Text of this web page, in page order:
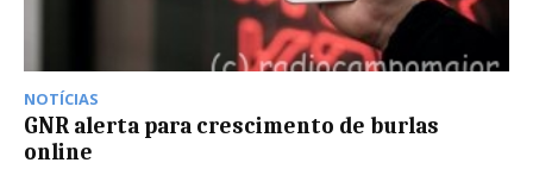
NOTÍCIAS
GNR alerta para crescimento de burlas
online